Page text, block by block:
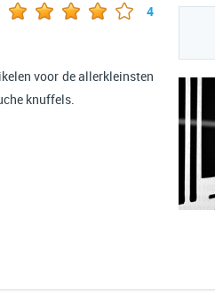
4
voor de allerkleinsten
knuffels.